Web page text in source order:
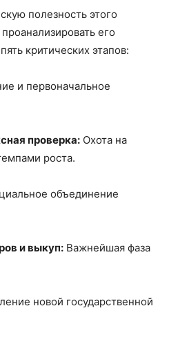
полезность этого
его
критических этапов:
и первоначальное
проверка: Охота на
роста.
объединение
и выкуп: Важнейшая фаза
новой государственной